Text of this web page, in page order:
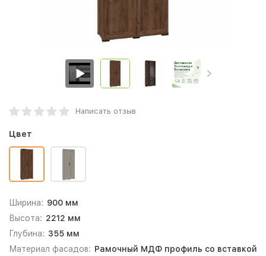
Написать отзыв
Цвет
Ширина: 900 мм
Высота: 2212 мм
Глубина: 355 мм
Материал фасадов: Рамочный МДФ профиль со вставкой